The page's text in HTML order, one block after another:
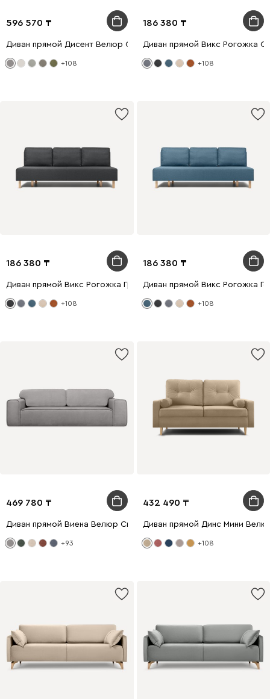
596 570
Диван прямой Дисент Велюр Светло-серый
+108
186 380
Диван прямой Викс Рогожка
+108
186 380
Диван прямой Викс Рогожка Графитовый
+108
186 380
Диван прямой Викс Рогожка
+108
469 780
Диван прямой Виена Велюр Светло-серый
+93
432 490
Диван прямой Динс Мини
+108